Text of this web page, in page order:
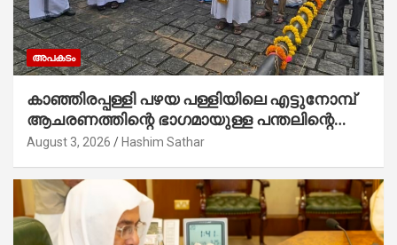
അപകടം
കാഞ്ഞിരപ്പള്ളി പഴയ പള്ളിയിലെ എട്ടുനോമ്പ്
ആചരണത്തിന്റെ ഭാഗമായുള്ള പന്തലിന്റെ
കാൽനാട്ട് കർമ്മം ആർച്ച് പ്രീസ്റ്റ് വെരി.
August 3, 2026 Hashim Sathar